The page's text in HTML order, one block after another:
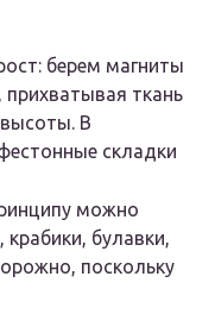
берем магниты
ткань
В
складки
можно
булавки,
поскольку